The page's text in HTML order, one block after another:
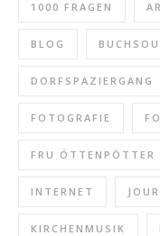
1000 FRAGEN
BLOG
DORFSPAZIERGANG
FOTOGRAFIE
FRU ÖTTENPÖTTER
INTERNET
KIRCHENMUSIK